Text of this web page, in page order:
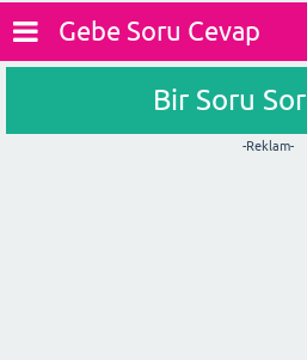
Gebe Soru Cevap
Bir Soru Sor
-Reklam-